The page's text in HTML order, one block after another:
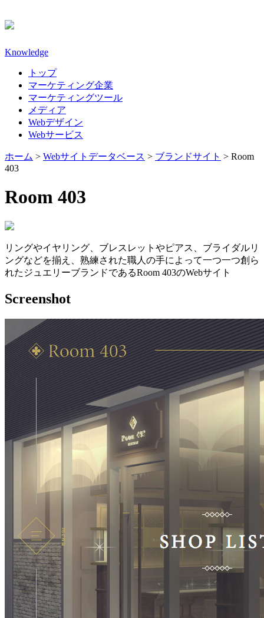
Knowledge
トップ
マーケティング企業
マーケティングツール
メディア
Webデザイン
Webサービス
ホーム > Webサイトデータベース > ブランドサイト > Room
403
Room 403
リングやイヤリング、ブレスレットやピアス、ブライダルリ
ングなどを揃え、熟練された職人の手によって一つ一つ創ら
れたジュエリーブランドであるRoom 403のWebサイト
Screenshot